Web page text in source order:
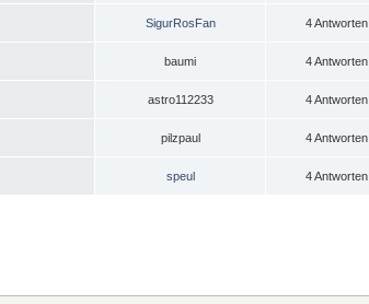
SigurRosFan 4 Antworten
baumi 4 Antworten
astro112233 4 Antworten
pilzpaul 4 Antworten
speul 4 Antworten